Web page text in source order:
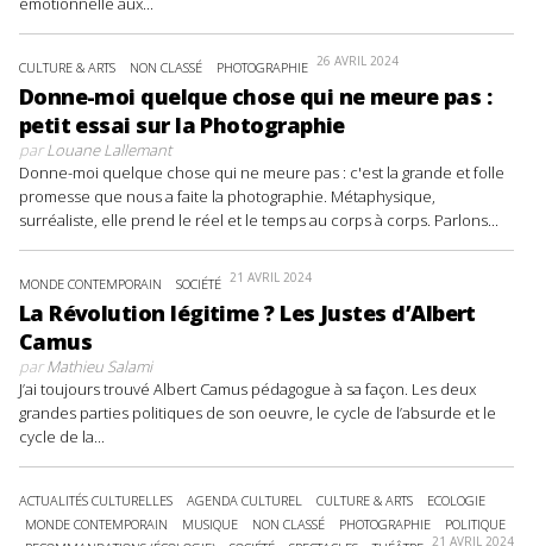
CULTURE & ARTS NON CLASSÉ PHOTOGRAPHIE 26 AVRIL 2024
Donne-moi quelque chose qui ne meure pas :
petit essai sur la Photographie
parLouane Lallemant
Donne-moi quelque chose qui ne meure pas : c'est la grande et folle
promesse que nous a faite la photographie. Métaphysique,
surréaliste, elle prend le réel et le temps au corps à corps. Parlons...
MONDE CONTEMPORAIN SOCIÉTÉ 21 AVRIL 2024
La Révolution légitime ? Les Justes d’Albert
Camus
parMathieu Salami
J’ai toujours trouvé Albert Camus pédagogue à sa façon. Les deux
grandes parties politiques de son oeuvre, le cycle de l’absurde et le
cycle de la...
ACTUALITÉS CULTURELLES AGENDA CULTUREL CULTURE & ARTS
ECOLOGIE
MONDE CONTEMPORAIN
MUSIQUE NON CLASSÉ PHOTOGRAPHIE
POLITIQUE
21 AVRIL 2024